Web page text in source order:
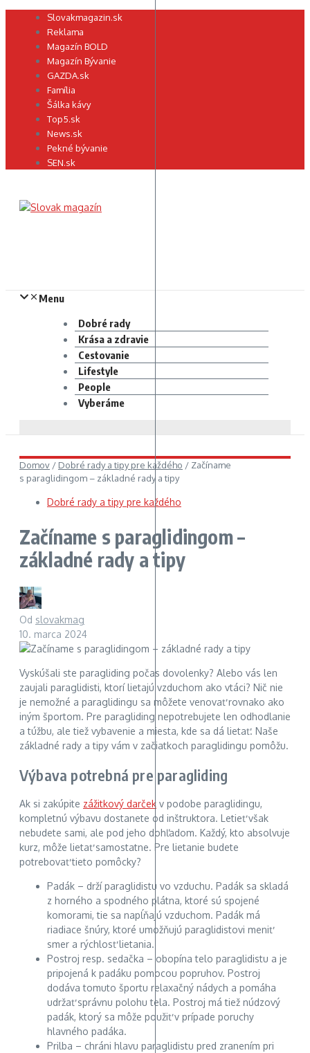
Preskočiť
Slovakmagazin.sk
Reklama
Magazín BOLD
Magazín Bývanie
GAZDA.sk
Família
Šálka kávy
Top5.sk
News.sk
Pekné bývanie
SEN.sk
Menu
Dobré rady
Krása a zdravie
Cestovanie
Lifestyle
People
Vyberáme
Domov / Dobré rady a tipy pre každého / Začíname
s paraglidingom – základné rady a tipy
Dobré rady a tipy pre každého
Začíname s paraglidingom –
základné rady a tipy
Od slovakmag
10. marca 2024
Vyskúšali ste paragliding počas dovolenky? Alebo vás len
zaujali paraglidisti, ktorí lietajú vzduchom ako vtáci? Nič nie
je nemožné a paraglidingu sa môžete venovať rovnako ako
iným športom. Pre paragliding nepotrebujete len odhodlanie
a túžbu, ale tiež vybavenie a miesta, kde sa dá lietať. Naše
základné rady a tipy vám v začiatkoch paraglidingu pomôžu.
Výbava potrebná pre paragliding
Ak si zakúpite zážitkový darček v podobe paraglidingu,
kompletnú výbavu dostanete od inštruktora. Letieť však
nebudete sami, ale pod jeho dohľadom. Každý, kto absolvuje
kurz, môže lietať samostatne. Pre lietanie budete
potrebovať tieto pomôcky?
Padák – drží paraglidistu vo vzduchu. Padák sa skladá
z horného a spodného plátna, ktoré sú spojené
komorami, tie sa napĺňajú vzduchom. Padák má
riadiace šnúry, ktoré umožňujú paraglidistovi meniť
smer a rýchlosť lietania.
Postroj resp. sedačka – obopína telo paraglidistu a je
pripojená k padáku pomocou popruhov. Postroj
dodáva tomuto športu relaxačný nádych a pomáha
udržať správnu polohu tela. Postroj má tiež núdzový
padák, ktorý sa môže použiť v prípade poruchy
hlavného padáka.
Prilba – chráni hlavu paraglidistu pred zranením pri